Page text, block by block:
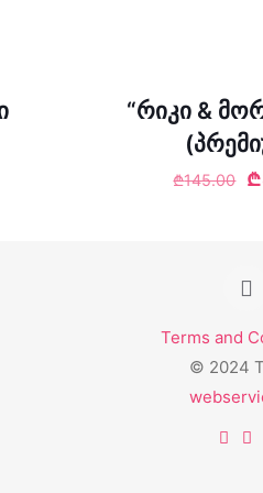
“რიკი &
₾145.00 ₾
Terms and
© 2024